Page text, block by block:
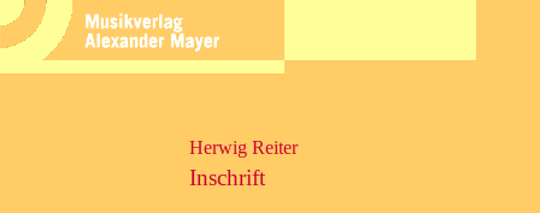
Herwig Reiter
Inschrift